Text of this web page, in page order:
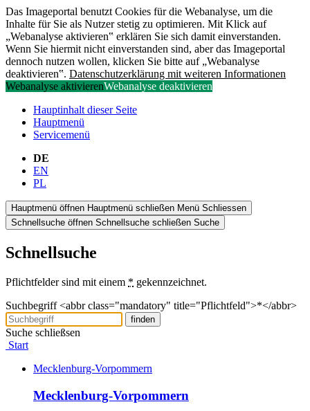
Das Imageportal benutzt Cookies für die Webanalyse, um die
Inhalte für Sie als Nutzer stetig zu optimieren. Mit Klick auf
„Webanalyse aktivieren‟ erklären Sie sich damit einverstanden.
Wenn Sie hiermit nicht einverstanden sind, aber das Imageportal
dennoch nutzen wollen, klicken Sie bitte auf „Webanalyse
deaktivieren‟. Datenschutzerklärung mit weiteren Informationen
Webanalyse aktivierenWebanalyse deaktivieren
Hauptinhalt dieser Seite
Hauptmenü
Servicemenü
DE
EN
PL
Hauptmenü öffnen Hauptmenü schließen Menü Schliessen
Schnellsuche öffnen Schnellsuche schließen Suche
Schnellsuche
Pflichtfelder sind mit einem * gekennzeichnet.
Suchbegriff <abbr class="mandatory" title="Pflichtfeld">*</abbr>
finden
Suche schließsen
Start
Mecklenburg-Vorpommern
Mecklenburg-Vorpommern